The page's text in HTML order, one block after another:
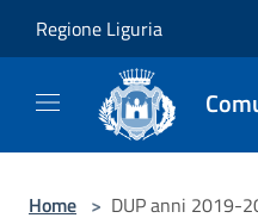
Regione Liguria
Home > DUP anni 2019-